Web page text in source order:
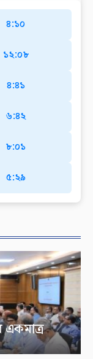
৪:১০
১২:০৮
৪:৪১
৬:৪২
৮:০১
৫:২৯